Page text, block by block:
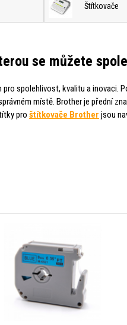
Štítkovače
se můžete
pro spolehlivost, kvalitu a inovaci.
místě. Brother je přední
pro štítkovače Brother jsou